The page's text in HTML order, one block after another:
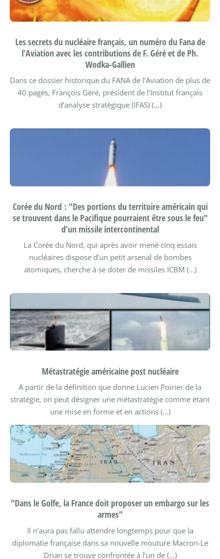
Les secrets du nucléaire français, un numéro du Fana de
l’Aviation avec les contributions de F. Géré et de Ph.
Wodka-Gallien
Dans ce dossier historique du FANA de l’Aviation de plus de
40 pages, François Géré, président de l’Institut français
d’analyse stratégique (IFAS) (…)
Corée du Nord : "Des portions du territoire américain qui
se trouvent dans le Pacifique pourraient être sous le feu"
d’un missile intercontinental
La Corée du Nord, qui après avoir mené cinq essais
nucléaires dispose d’un petit arsenal de bombes
atomiques, cherche à se doter de missiles ICBM (…)
Métastratégie américaine post nucléaire
A partir de la définition que donne Lucien Poirier de la
stratégie, on peut désigner une métastratégie comme étant
une mise en forme et en actions (…)
"Dans le Golfe, la France doit proposer un embargo sur les
armes"
Il n’aura pas fallu attendre longtemps pour que la
diplomatie française dans sa nouvelle mouture Macron-Le
Drian se trouve confrontée à l’un de (…)